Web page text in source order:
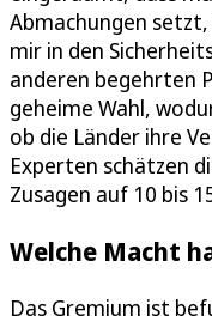
Abmachungen
mir in den
anderen begehrten
geheime Wahl,
ob die Länder ihre
Experten schätzen
Zusagen auf 10 bis
Welche Macht
Das Gremium ist